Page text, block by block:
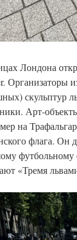
Лондона
Организаторы
скульптур
Арт-
на
флага. Он
футбольному
«Тремя